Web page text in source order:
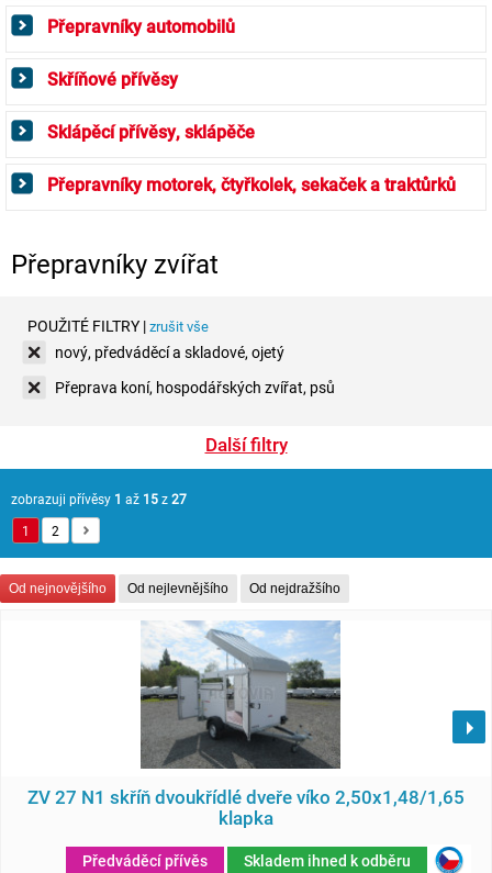
Přepravníky automobilů
Skříňové přívěsy
Sklápěcí přívěsy, sklápěče
Přepravníky motorek, čtyřkolek, sekaček a traktůrků
Přepravníky zvířat
POUŽITÉ FILTRY |zrušit vše
nový, předváděcí a skladové, ojetý
Přeprava koní, hospodářských zvířat, psů
Další filtry
zobrazuji přívěsy 1 až 15z27
1
2
Od nejnovějšího Od nejlevnějšího Od nejdražšího
ZV 27 N1 skříň dvoukřídlé dveře víko 2,50x1,48/1,65
klapka
Předváděcí přívěs Skladem ihned k odběru